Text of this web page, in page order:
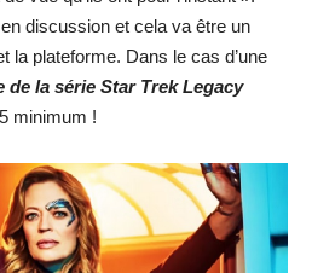
discussion et cela va être un
la plateforme. Dans le cas d’une
de la série Star Trek Legacy
minimum !